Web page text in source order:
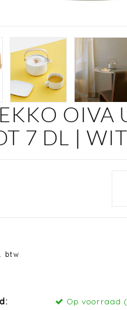
OIVA
7 DL |
btw
Op voorraad